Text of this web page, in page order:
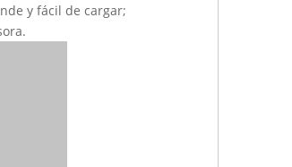
y fácil de cargar;